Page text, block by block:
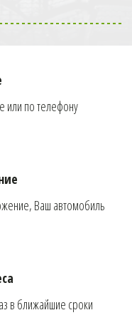
или по телефону
Ваш автомобиль
в ближайшие сроки